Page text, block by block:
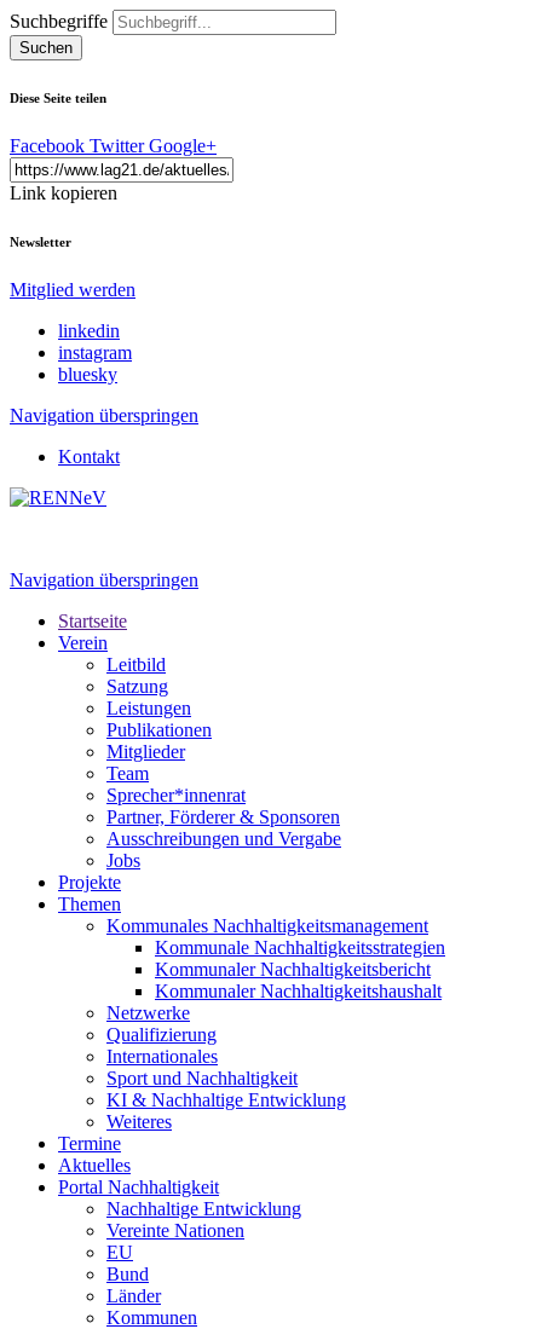
Suchbegriffe
Suchen
Diese Seite teilen
Facebook Twitter Google+
Link kopieren
Newsletter
Mitglied werden
linkedin
instagram
bluesky
Navigation überspringen
Kontakt
Navigation überspringen
Startseite
Verein
Leitbild
Satzung
Leistungen
Publikationen
Mitglieder
Team
Sprecher*innenrat
Partner, Förderer & Sponsoren
Ausschreibungen und Vergabe
Jobs
Projekte
Themen
Kommunales Nachhaltigkeitsmanagement
Kommunale Nachhaltigkeitsstrategien
Kommunaler Nachhaltigkeitsbericht
Kommunaler Nachhaltigkeitshaushalt
Netzwerke
Qualifizierung
Internationales
Sport und Nachhaltigkeit
KI & Nachhaltige Entwicklung
Weiteres
Termine
Aktuelles
Portal Nachhaltigkeit
Nachhaltige Entwicklung
Vereinte Nationen
EU
Bund
Länder
Kommunen